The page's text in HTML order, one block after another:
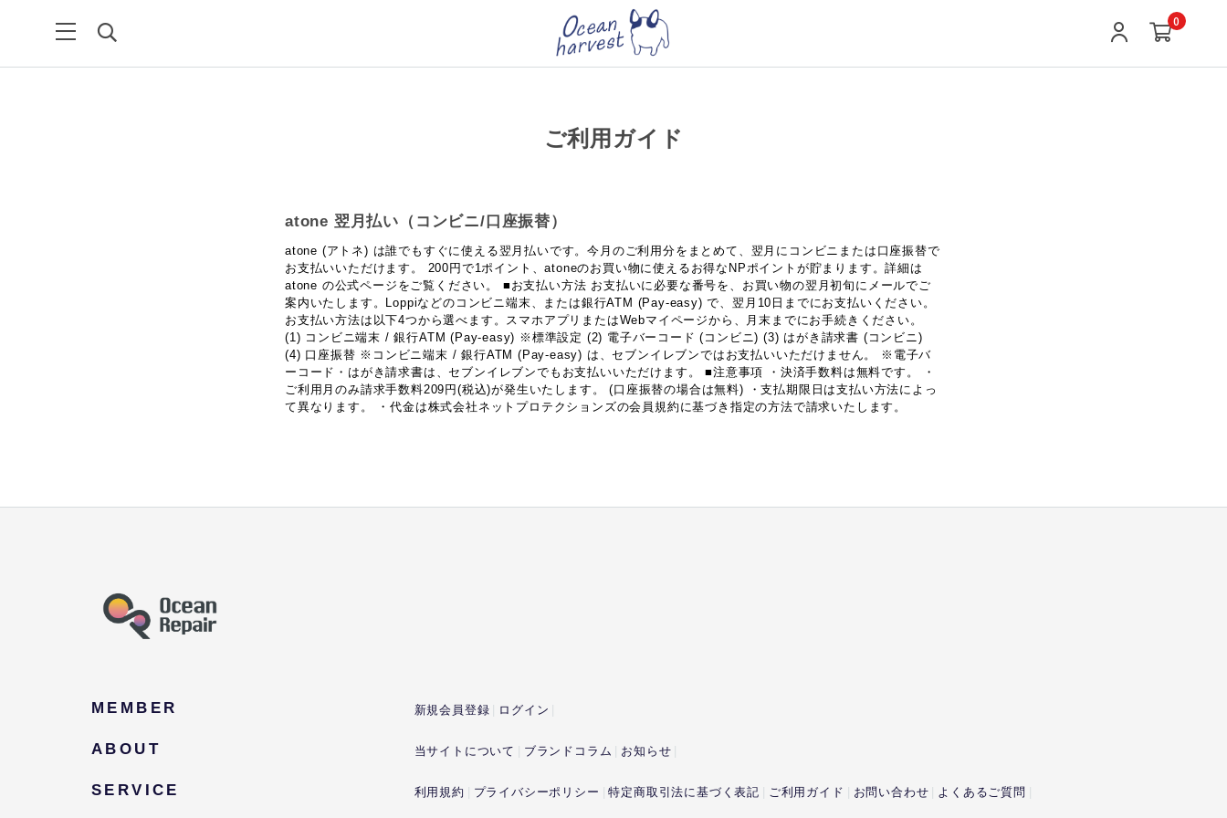
0
ご利用ガイド
atone 翌月払い（コンビニ/口座振替）
atone (アトネ) は誰でもすぐに使える翌月払いです。今月のご利用分をまとめて、翌月にコンビニまたは口座振替で
お支払いいただけます。 200円で1ポイント、atoneのお買い物に使えるお得なNPポイントが貯まります。詳細は
atone の公式ページをご覧ください。 ■お支払い方法 お支払いに必要な番号を、お買い物の翌月初旬にメールでご
案内いたします。Loppiなどのコンビニ端末、または銀行ATM (Pay-easy) で、翌月10日までにお支払いください。
お支払い方法は以下4つから選べます。スマホアプリまたはWebマイページから、月末までにお手続きください。
(1) コンビニ端末 / 銀行ATM (Pay-easy) ※標準設定 (2) 電子バーコード (コンビニ) (3) はがき請求書 (コンビニ)
(4) 口座振替 ※コンビニ端末 / 銀行ATM (Pay-easy) は、セブンイレブンではお支払いいただけません。 ※電子バ
ーコード・はがき請求書は、セブンイレブンでもお支払いいただけます。 ■注意事項 ・決済手数料は無料です。 ・
ご利用月のみ請求手数料209円(税込)が発生いたします。 (口座振替の場合は無料) ・支払期限日は支払い方法によっ
て異なります。 ・代金は株式会社ネットプロテクションズの会員規約に基づき指定の方法で請求いたします。
MEMBER 新規会員登録 ログイン
ABOUT 当サイトについて ブランドコラム お知らせ
SERVICE 利用規約 プライバシーポリシー 特定商取引法に基づく表記 ご利用ガイド お問い合わせ よくあるご質問